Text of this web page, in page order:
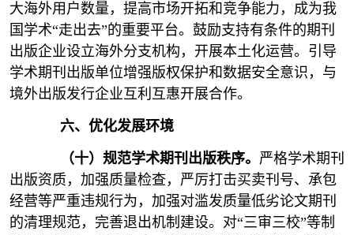
大海外用户数量，提高市场开拓和竞争能力，成为我
国学术“走出去”的重要平台。鼓励支持有条件的期刊
出版企业设立海外分支机构，开展本土化运营。引导
学术期刊出版单位增强版权保护和数据安全意识，与
境外出版发行企业互利互惠开展合作。
六、优化发展环境
（十）规范学术期刊出版秩序。 严格学术期刊
出版资质，加强质量检查，严厉打击买卖刊号、承包
经营等严重违规行为，加强对滥发质量低劣论文期刊
的清理规范，完善退出机制建设。对“三审三校”等制